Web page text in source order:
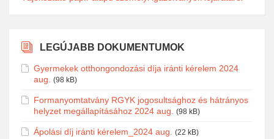
LEGÚJABB DOKUMENTUMOK
Gyermekek otthongondozási díja iránti kérelem 2024
aug.
(98 kB)
Formanyomtatvány RGYK jogosultsághoz és hátrányos
helyzet megállapításához 2024 aug.
(98 kB)
Ápolási díj iránti kérelem_2024 aug. (22 kB)